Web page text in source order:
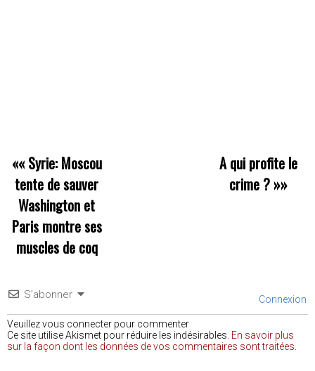
«« Syrie: Moscou
tente de sauver
Washington et
Paris montre ses
muscles de coq
A qui profite le
crime ?»»
S’abonner Connexion
Veuillez vous connecter pour commenter
Ce site utilise Akismet pour réduire les indésirables. En savoir plus
sur la façon dont les données de vos commentaires sont traitées